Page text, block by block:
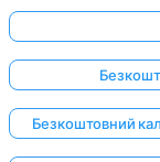
Безкоштовний